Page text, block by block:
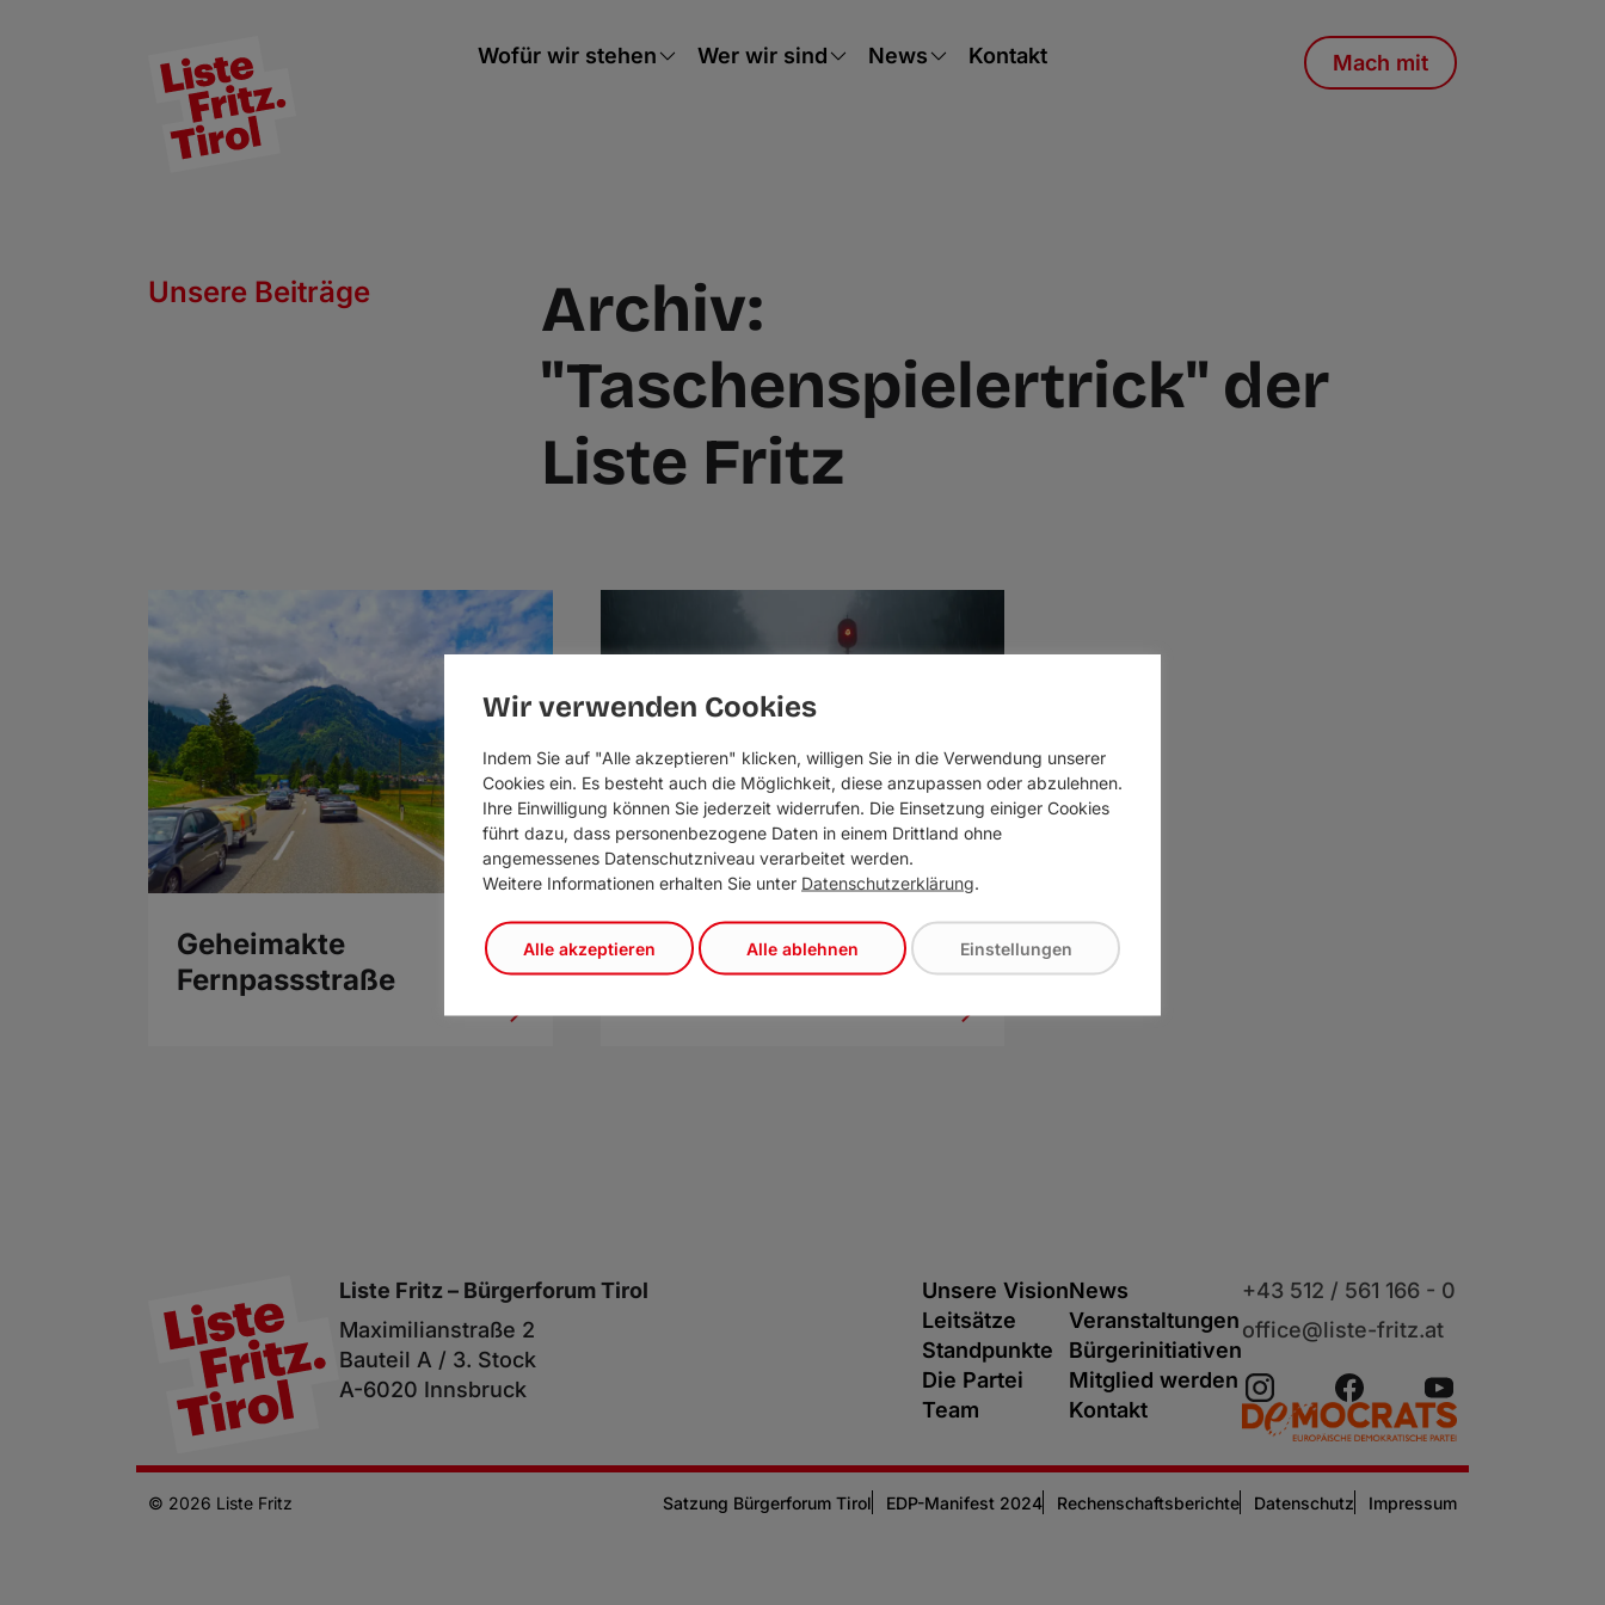
Wofür wir stehen Wer wir sind News Kontakt Mach mit
Unsere Beiträge
Archiv:
"Taschenspielertrick" der
Liste Fritz
Geheimakte
Fernpassstraße
Außerfernbahn mit 499
Ausfallstagen
Liste Fritz – Bürgerforum Tirol
Maximilianstraße 2
Bauteil A / 3. Stock
A-6020 Innsbruck
Unsere Vision
Leitsätze
Standpunkte
Die Partei
Team
News
Veranstaltungen
Bürgerinitiativen
Mitglied werden
Kontakt
+43 512 / 561 166 - 0
office@liste-fritz.at
© 2026 Liste Fritz Satzung Bürgerforum Tirol EDP-Manifest 2024 Rechenschaftsberichte Datenschutz Impressum
Wir verwenden Cookies
Indem Sie auf "Alle akzeptieren" klicken, willigen Sie in die Verwendung unserer
Cookies ein. Es besteht auch die Möglichkeit, diese anzupassen oder abzulehnen.
Ihre Einwilligung können Sie jederzeit widerrufen. Die Einsetzung einiger Cookies
führt dazu, dass personenbezogene Daten in einem Drittland ohne
angemessenes Datenschutzniveau verarbeitet werden.
Weitere Informationen erhalten Sie unter Datenschutzerklärung.
Alle akzeptieren Alle ablehnen Einstellungen